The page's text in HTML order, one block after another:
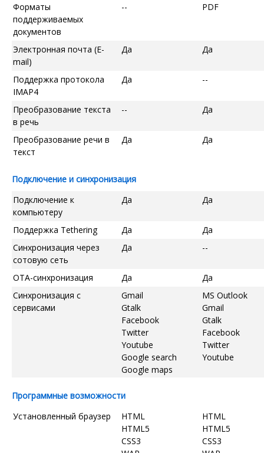
Форматы
поддерживаемых
документов
-- PDF
Электронная почта (E-
mail)
Да Да
Поддержка протокола
IMAP4
Да --
Преобразование текста
в речь
-- Да
Преобразование речи в
текст
Да Да
Подключение и синхронизация
Подключение к
компьютеру
Да Да
Поддержка Tethering Да
Да
Синхронизация через
сотовую сеть
Да --
OTA-синхронизация Да
Да
Синхронизация с
сервисами
Gmail
Gtalk
Facebook
Twitter
Youtube
Google search
Google maps
MS Outlook
Gmail
Gtalk
Facebook
Twitter
Youtube
Программные возможности
Установленный браузер
HTML
HTML5
CSS3
HTML
HTML5
CSS3